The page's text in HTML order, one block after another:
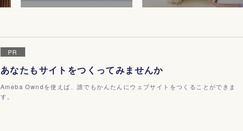
PR
あなたもサイトをつくってみませんか
Ameba Owndを使えば、誰でもかんたんにウェブサイトをつくることができま
す。